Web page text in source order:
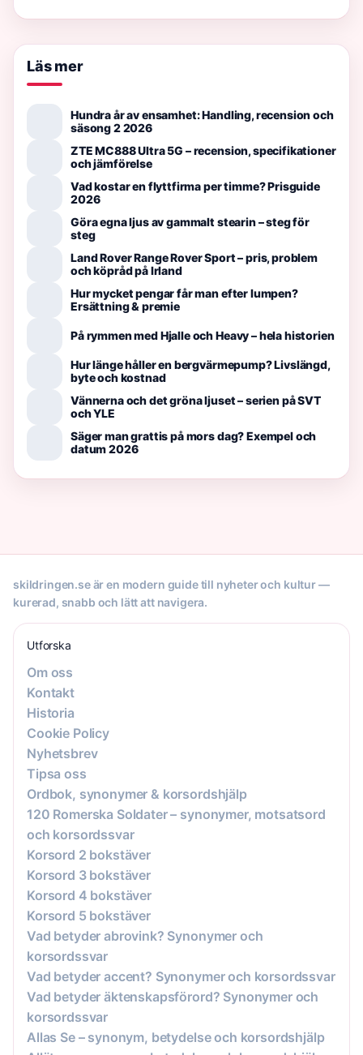
Läs mer
Hundra år av ensamhet: Handling, recension och
säsong 2 2026
ZTE MC888 Ultra 5G – recension, specifikationer
och jämförelse
Vad kostar en flyttfirma per timme? Prisguide
2026
Göra egna ljus av gammalt stearin – steg för
steg
Land Rover Range Rover Sport – pris, problem
och köpråd på Irland
Hur mycket pengar får man efter lumpen?
Ersättning & premie
På rymmen med Hjalle och Heavy – hela historien
Hur länge håller en bergvärmepump? Livslängd,
byte och kostnad
Vännerna och det gröna ljuset – serien på SVT
och YLE
Säger man grattis på mors dag? Exempel och
datum 2026
skildringen.se är en modern guide till nyheter och kultur —
kurerad, snabb och lätt att navigera.
Utforska
Om oss
Kontakt
Historia
Cookie Policy
Nyhetsbrev
Tipsa oss
Ordbok, synonymer & korsordshjälp
120 Romerska Soldater – synonymer, motsatsord
och korsordssvar
Korsord 2 bokstäver
Korsord 3 bokstäver
Korsord 4 bokstäver
Korsord 5 bokstäver
Vad betyder abrovink? Synonymer och
korsordssvar
Vad betyder accent? Synonymer och korsordssvar
Vad betyder äktenskapsförord? Synonymer och
korsordssvar
Allas Se – synonym, betydelse och korsordshjälp